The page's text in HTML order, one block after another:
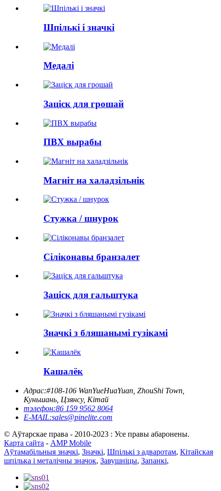
Шпількі і значкі
Медалі
Заціск для грошай
ПВХ вырабы
Магніт на халадзільнік
Стужка / шнурок
Сіліконавы бранзалет
Заціск для гальштука
Значкі з бляшанымі гузікамі
Кашалёк
Адрас:#108-106 WanYueHuaYuan, ZhouShi Town,
Куньшань, Цзянсу, Кітай
тэлефон:86 159 9562 8064
E-MAIL:sales@pinelite.com
© Аўтарскае права - 2010-2023 : Усе правы абаронены.
Карта сайта - AMP Mobile
Аўтамабільныя значкі, Значкі, Шпількі з адваротам, Кітайская
шпілька і металічны значок, Завушніцы, Запанкі,